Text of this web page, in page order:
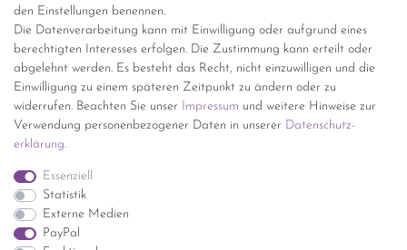
den Einstellungen benennen.
Die Datenverarbeitung kann mit Einwilligung oder aufgrund eines
berechtigten Interesses erfolgen. Die Zustimmung kann erteilt oder
abgelehnt werden. Es besteht das Recht, nicht einzuwilligen und die
Einwilligung zu einem späteren Zeitpunkt zu ändern oder zu
widerrufen. Beachten Sie unser Impressum und weitere Hinweise zur
Verwendung personenbezogener Daten in unserer Daten­schutz­
erklärung.
Essenziell
Statistik
Externe Medien
PayPal
kostenfreie Lieferung ab 150 Euro Warenwert (innerhalb
Deutschlands)
Übersicht Internationale Versandkosten
Wir kaufen an
Sie haben zuviel Porzellan im Schrank? Gerne kaufen wir dieses an.
Einfach unverbindliches Angebot anfordern.
*Endpreis inkl. MwSt. (Dieser Artikel unterliegt gem. § 25a
UStG der Differenzbesteuerung, ein Ausweis der
Mehrwertsteuer auf der Rechnung erfolgt nicht.)